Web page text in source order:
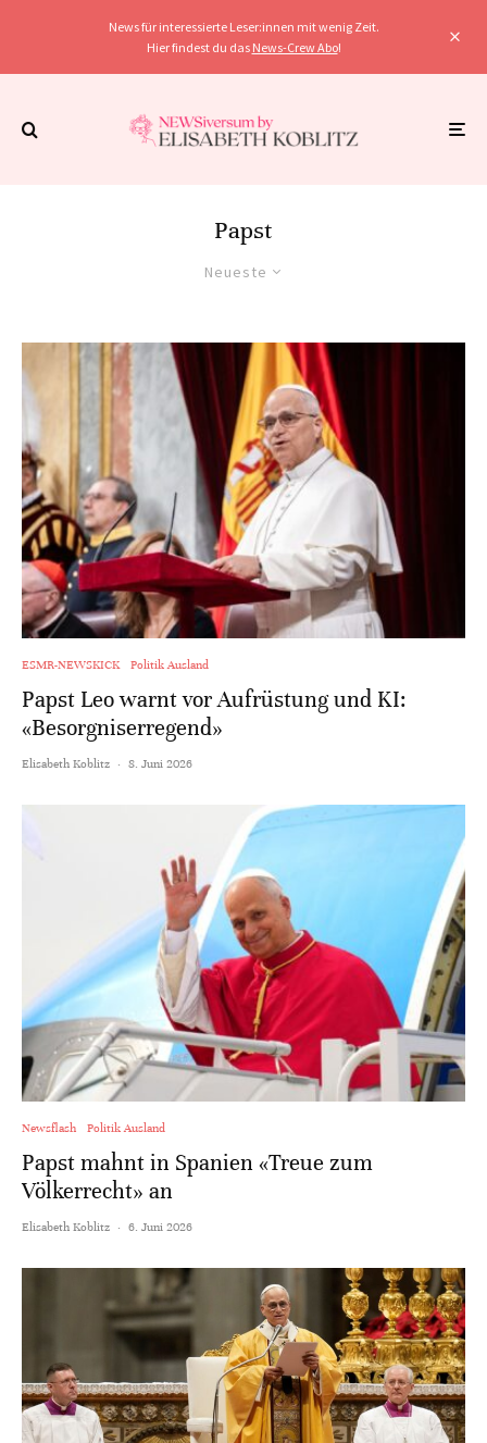
News für interessierte Leser:innen mit wenig Zeit.
Hier findest du das News-Crew Abo!
Papst
Neueste
ESMR-NEWSKICK Politik Ausland
Papst Leo warnt vor Aufrüstung und KI:
«Besorgniserregend»
Elisabeth Koblitz · 8. Juni 2026
Newsflash Politik Ausland
Papst mahnt in Spanien «Treue zum
Völkerrecht» an
Elisabeth Koblitz · 6. Juni 2026